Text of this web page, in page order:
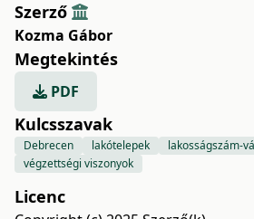
Szerző
Kozma Gábor
Megtekintés
PDF
Kulcsszavak
Debrecen lakótelepek lakosságszám-
végzettségi viszonyok
Licenc